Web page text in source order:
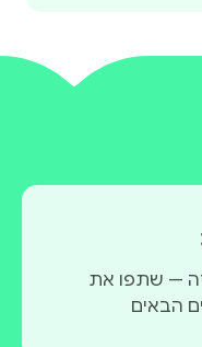
— שתפו את
הבאים